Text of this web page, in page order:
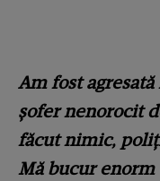
Am fost
șofer nenorocit
făcut nimic,
Mă bucur enorm